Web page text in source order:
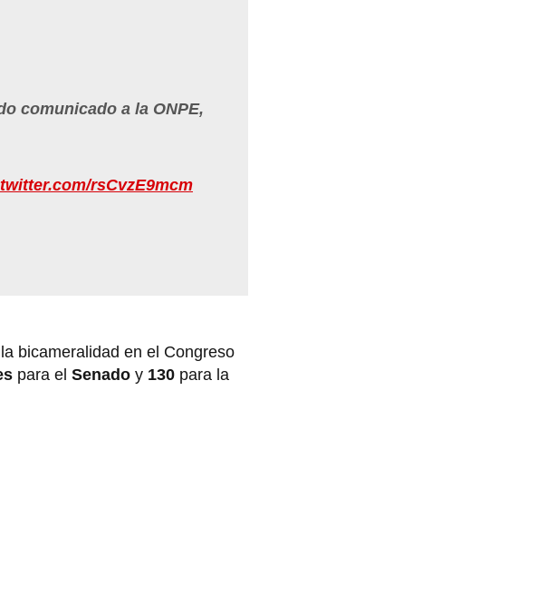
comunicado a la ONPE,
rsCvzE9mcm
bicameralidad en el Congreso
para el Senado y 130 para la